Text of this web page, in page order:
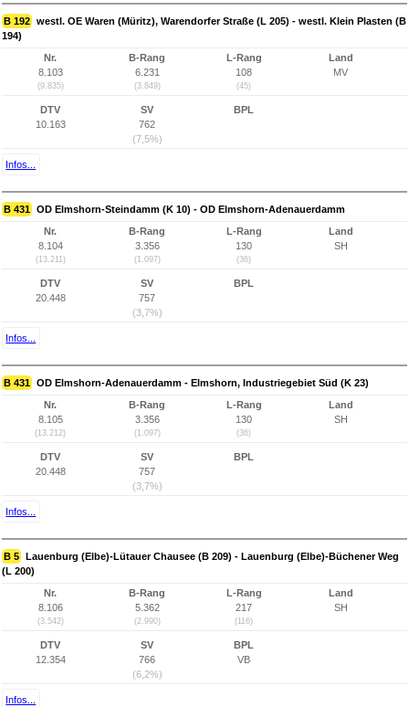
B 192 westl. OE Waren (Müritz), Warendorfer Straße (L 205) - westl. Klein Plasten (B
194)
Nr.
8.103
(9.835)
B-Rang
6.231
(3.849)
L-Rang
108
(45)
Land
MV
DTV
10.163
SV
762
(7,5%)
BPL
Infos...
B 431 OD Elmshorn-Steindamm (K 10) - OD Elmshorn-Adenauerdamm
Nr.
8.104
(13.211)
B-Rang
3.356
(1.097)
L-Rang
130
(36)
Land
SH
DTV
20.448
SV
757
(3,7%)
BPL
Infos...
B 431 OD Elmshorn-Adenauerdamm - Elmshorn, Industriegebiet Süd (K 23)
Nr.
8.105
(13.212)
B-Rang
3.356
(1.097)
L-Rang
130
(36)
Land
SH
DTV
20.448
SV
757
(3,7%)
BPL
Infos...
B 5 Lauenburg (Elbe)-Lütauer Chausee (B 209) - Lauenburg (Elbe)-Büchener Weg
(L 200)
Nr.
8.106
(3.542)
B-Rang
5.362
(2.990)
L-Rang
217
(116)
Land
SH
DTV
12.354
SV
766
(6,2%)
BPL
VB
Infos...